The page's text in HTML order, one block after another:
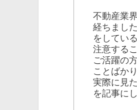
不動産業
経ちまし
をしてい
注意する
ご活躍の
ことばか
実際に見
を記事に